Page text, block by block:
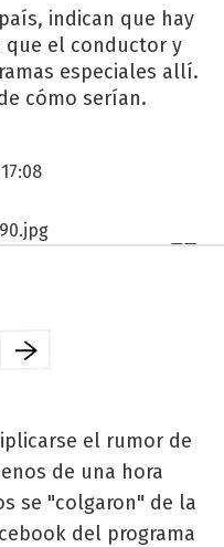
indican que hay
que el conductor y
especiales allí.
cómo serían.
el rumor de
de una hora
se "colgaron" de la
del programa